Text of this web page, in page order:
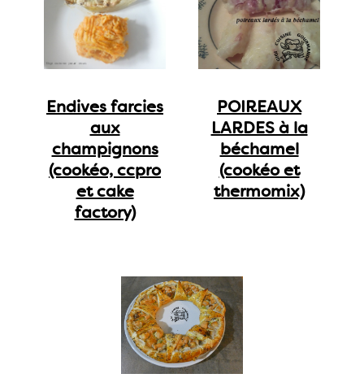
Endives farcies
aux
champignons
(cookéo, ccpro
et cake
factory)
POIREAUX
LARDES à la
béchamel
(cookéo et
thermomix)